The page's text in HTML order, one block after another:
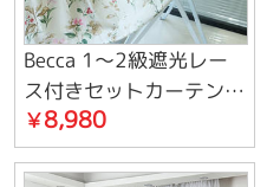
Becca 1～2級遮光レー
ス付きセットカーテン
遮熱保温防音
￥8,980